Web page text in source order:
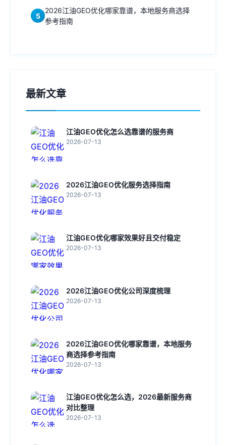
5
2026江油GEO优化哪家靠谱，本地服务商选择
参考指南
最新文章
江油GEO优化怎么选靠谱的服务商
2026-07-13
2026江油GEO优化服务选择指南
2026-07-13
江油GEO优化哪家效果好且交付稳定
2026-07-13
2026江油GEO优化公司深度梳理
2026-07-13
2026江油GEO优化哪家靠谱，本地服务
商选择参考指南
2026-07-13
江油GEO优化怎么选，2026最新服务商
对比整理
2026-07-13